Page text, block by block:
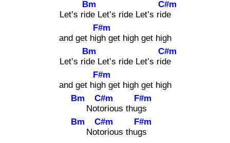
Let’s ride
Bm
Let’s ride Let’s ride
C#m
and get high
F#m
get high get high
Let’s ride
Bm
Let’s ride Let’s ride
C#m
and get high
F#m
get high get high
Bm
Notor
C#m
ious thugs
F#m
Bm
Notor
C#m
ious thugs
F#m